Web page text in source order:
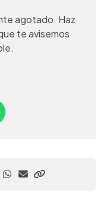
agotado. Haz
te avisemos